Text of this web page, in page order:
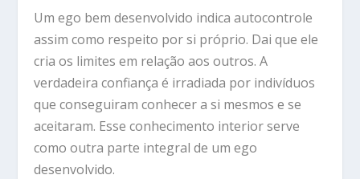
Um ego bem desenvolvido indica autocontrole
assim como respeito por si próprio. Dai que ele
cria os limites em relação aos outros. A
verdadeira confiança é irradiada por indivíduos
que conseguiram conhecer a si mesmos e se
aceitaram. Esse conhecimento interior serve
como outra parte integral de um ego
desenvolvido.